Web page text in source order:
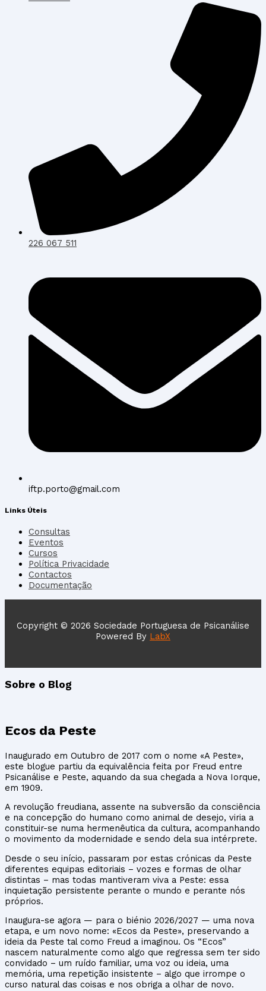
226 067 511
iftp.porto@gmail.com
Links Úteis
Consultas
Eventos
Cursos
Política Privacidade
Contactos
Documentação
Copyright © 2026 Sociedade Portuguesa de Psicanálise
Powered By LabX
Sobre o Blog
Ecos da Peste
Inaugurado em Outubro de 2017 com o nome «A Peste»,
este blogue partiu da equivalência feita por Freud entre
Psicanálise e Peste, aquando da sua chegada a Nova Iorque,
em 1909.
A revolução freudiana, assente na subversão da consciência
e na concepção do humano como animal de desejo, viria a
constituir-se numa hermenêutica da cultura, acompanhando
o movimento da modernidade e sendo dela sua intérprete.
Desde o seu início, passaram por estas crónicas da Peste
diferentes equipas editoriais – vozes e formas de olhar
distintas – mas todas mantiveram viva a Peste: essa
inquietação persistente perante o mundo e perante nós
próprios.
Inaugura-se agora — para o biénio 2026/2027 — uma nova
etapa, e um novo nome: «Ecos da Peste», preservando a
ideia da Peste tal como Freud a imaginou. Os “Ecos”
nascem naturalmente como algo que regressa sem ter sido
convidado – um ruído familiar, uma voz ou ideia, uma
memória, uma repetição insistente – algo que irrompe o
curso natural das coisas e nos obriga a olhar de novo.